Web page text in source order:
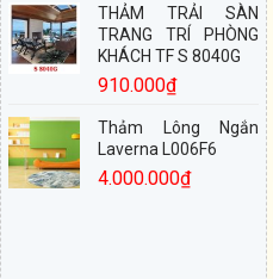
THẢM TRẢI SÀN
TRANG TRÍ PHÒNG
KHÁCH TF S 8040G
910.000₫
Thảm Lông Ngắn
Laverna L006F6
4.000.000₫